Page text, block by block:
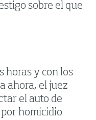
sobre el que
horas y con los
ahora, el juez
el auto de
homicidio